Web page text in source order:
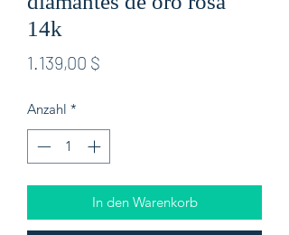
14k
1.139,00 $
Anzahl *
In den Warenkorb